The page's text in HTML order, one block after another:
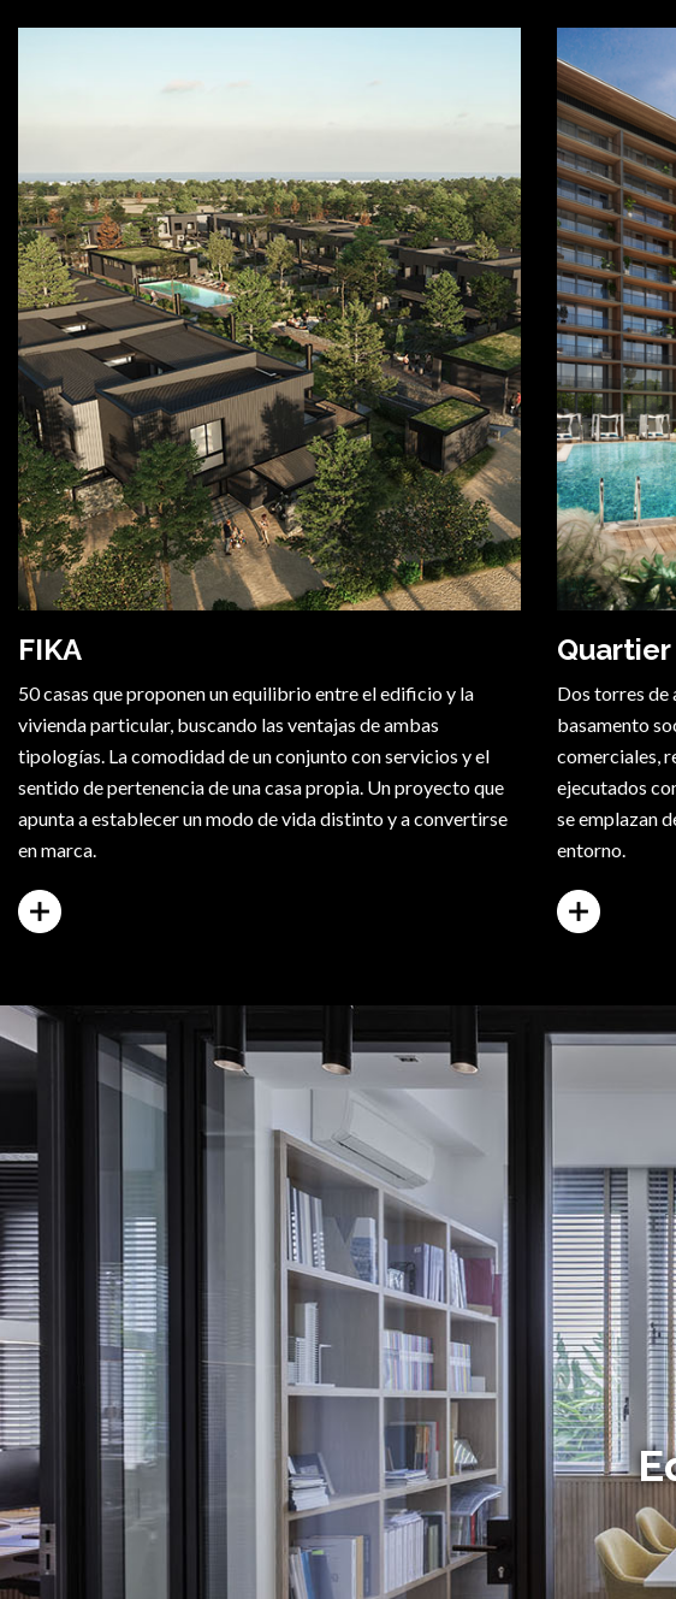
FIKA
50 casas que proponen un equilibrio entre el edificio y la
vivienda particular, buscando las ventajas de ambas
tipologías. La comodidad de un conjunto con servicios y el
sentido de pertenencia de una casa propia. Un proyecto que
apunta a establecer un modo de vida distinto y a convertirse
en marca.
Quartier
Dos torres de
basamento
comerciales,
ejecutados
se emplazan
entorno.